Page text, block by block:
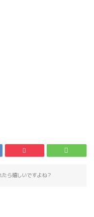
たら嬉しいですよね？